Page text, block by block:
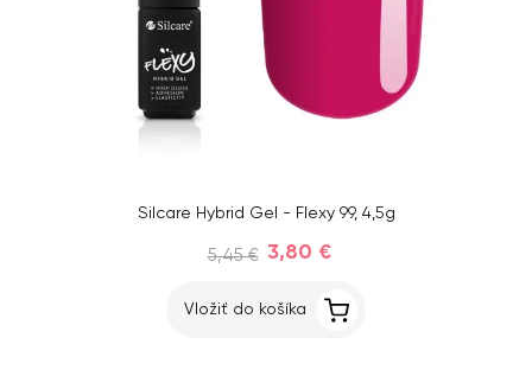
Silcare Hybrid Gel - Flexy 99, 4,5g
5,45 € 3,80 €
Vložiť do košíka